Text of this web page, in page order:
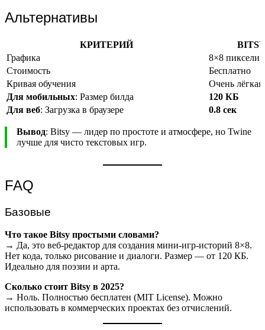
Альтернативы
КРИТЕРИЙ
Графика
8×8 пиксели
Стоимость
Бесплатно
Кривая обучения
Очень лёгкая
Для мобильных: Размер билда
120 КБ
Для веб: Загрузка в браузере 0.8 сек
Вывод: Bitsy — лидер по простоте и атмосфере, но Twine
лучше для чисто текстовых игр.
FAQ
Базовые
Что такое Bitsy простыми словами?
→ Да, это веб-редактор для создания мини-игр-историй 8×8.
Нет кода, только рисование и диалоги. Размер — от 120 КБ.
Идеально для поэзии и арта.
Сколько стоит Bitsy в 2025?
→ Ноль. Полностью бесплатен (MIT License). Можно
использовать в коммерческих проектах без отчислений.